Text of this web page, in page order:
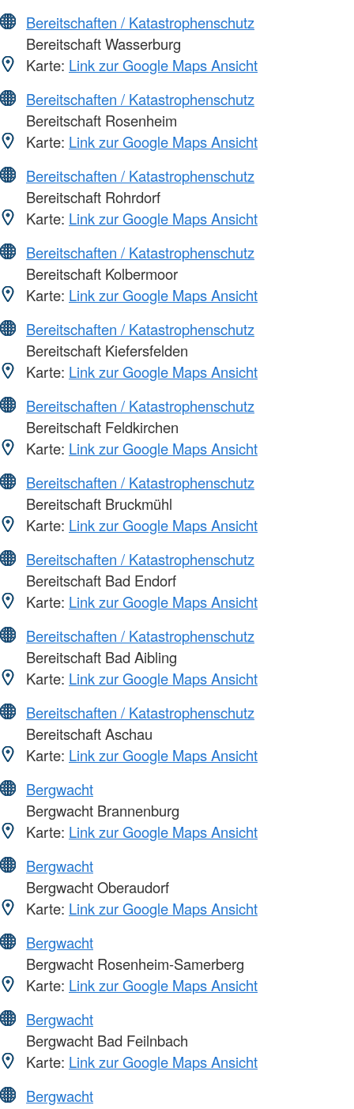
Bereitschaften / Katastrophenschutz
Bereitschaft Wasserburg
Karte: Link zur Google Maps Ansicht
Bereitschaften / Katastrophenschutz
Bereitschaft Rosenheim
Karte: Link zur Google Maps Ansicht
Bereitschaften / Katastrophenschutz
Bereitschaft Rohrdorf
Karte: Link zur Google Maps Ansicht
Bereitschaften / Katastrophenschutz
Bereitschaft Kolbermoor
Karte: Link zur Google Maps Ansicht
Bereitschaften / Katastrophenschutz
Bereitschaft Kiefersfelden
Karte: Link zur Google Maps Ansicht
Bereitschaften / Katastrophenschutz
Bereitschaft Feldkirchen
Karte: Link zur Google Maps Ansicht
Bereitschaften / Katastrophenschutz
Bereitschaft Bruckmühl
Karte: Link zur Google Maps Ansicht
Bereitschaften / Katastrophenschutz
Bereitschaft Bad Endorf
Karte: Link zur Google Maps Ansicht
Bereitschaften / Katastrophenschutz
Bereitschaft Bad Aibling
Karte: Link zur Google Maps Ansicht
Bereitschaften / Katastrophenschutz
Bereitschaft Aschau
Karte: Link zur Google Maps Ansicht
Bergwacht
Bergwacht Brannenburg
Karte: Link zur Google Maps Ansicht
Bergwacht
Bergwacht Oberaudorf
Karte: Link zur Google Maps Ansicht
Bergwacht
Bergwacht Rosenheim-Samerberg
Karte: Link zur Google Maps Ansicht
Bergwacht
Bergwacht Bad Feilnbach
Karte: Link zur Google Maps Ansicht
Bergwacht